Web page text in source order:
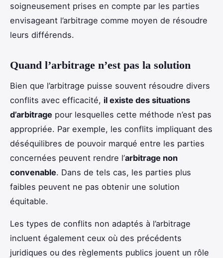
soigneusement prises en compte par les parties
envisageant l’arbitrage comme moyen de résoudre
leurs différends.
Quand l’arbitrage n’est pas la solution
Bien que l’arbitrage puisse souvent résoudre divers
conflits avec efficacité, il existe des situations
d’arbitrage pour lesquelles cette méthode n’est pas
appropriée. Par exemple, les conflits impliquant des
déséquilibres de pouvoir marqué entre les parties
concernées peuvent rendre l’arbitrage non
convenable. Dans de tels cas, les parties plus
faibles peuvent ne pas obtenir une solution
équitable.
Les types de conflits non adaptés à l’arbitrage
incluent également ceux où des précédents
juridiques ou des règlements publics jouent un rôle